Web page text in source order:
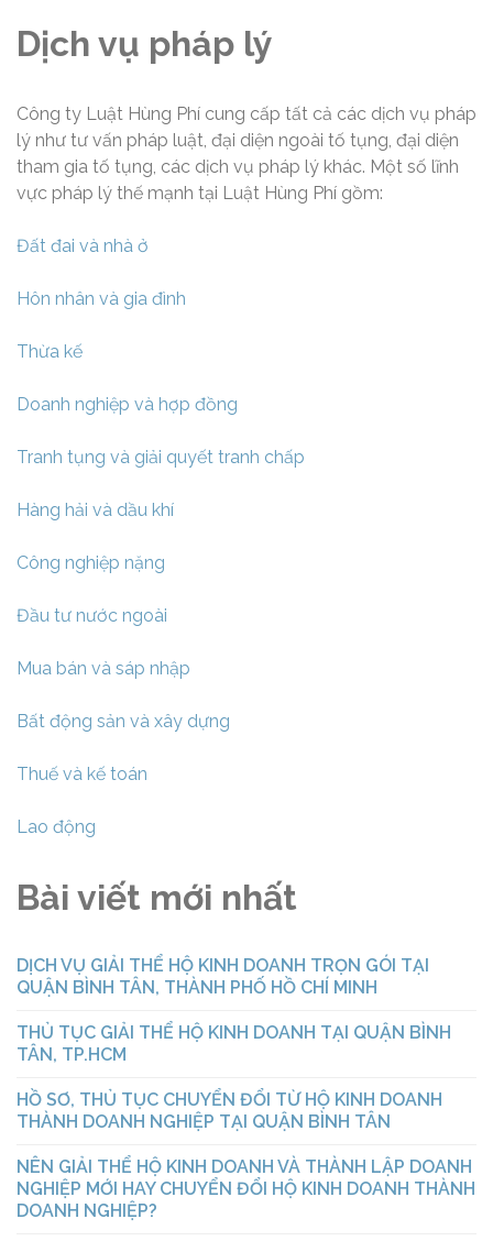
Dịch vụ pháp lý
Công ty Luật Hùng Phí cung cấp tất cả các dịch vụ pháp
lý như tư vấn pháp luật, đại diện ngoài tố tụng, đại diện
tham gia tố tụng, các dịch vụ pháp lý khác. Một số lĩnh
vực pháp lý thế mạnh tại Luật Hùng Phí gồm:
Đất đai và nhà ở
Hôn nhân và gia đình
Thừa kế
Doanh nghiệp và hợp đồng
Tranh tụng và giải quyết tranh chấp
Hàng hải và dầu khí
Công nghiệp nặng
Đầu tư nước ngoài
Mua bán và sáp nhập
Bất động sản và xây dựng
Thuế và kế toán
Lao động
Bài viết mới nhất
DỊCH VỤ GIẢI THỂ HỘ KINH DOANH TRỌN GÓI TẠI
QUẬN BÌNH TÂN, THÀNH PHỐ HỒ CHÍ MINH
THỦ TỤC GIẢI THỂ HỘ KINH DOANH TẠI QUẬN BÌNH
TÂN, TP.HCM
HỒ SƠ, THỦ TỤC CHUYỂN ĐỔI TỪ HỘ KINH DOANH
THÀNH DOANH NGHIỆP TẠI QUẬN BÌNH TÂN
NÊN GIẢI THỂ HỘ KINH DOANH VÀ THÀNH LẬP DOANH
NGHIỆP MỚI HAY CHUYỂN ĐỔI HỘ KINH DOANH THÀNH
DOANH NGHIỆP?